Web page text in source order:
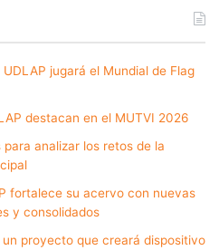
jugará el Mundial de Flag
destacan en el MUTVI 2026
analizar los retos de la
fortalece su acervo con nuevas
y consolidados
proyecto que creará dispositivo